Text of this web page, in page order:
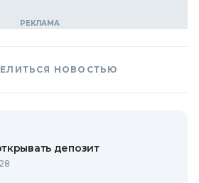
НОВОСТЬЮ
депозит